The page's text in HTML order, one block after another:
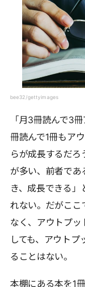
bee32/gettyimages
「月3冊読んで3
冊読んで1冊もア
らが成長するだ
が多い、前者であ
き、成長できる」
れない。だがここ
なく、アウトプッ
しても、アウト
ることはない。
本棚にある本を1